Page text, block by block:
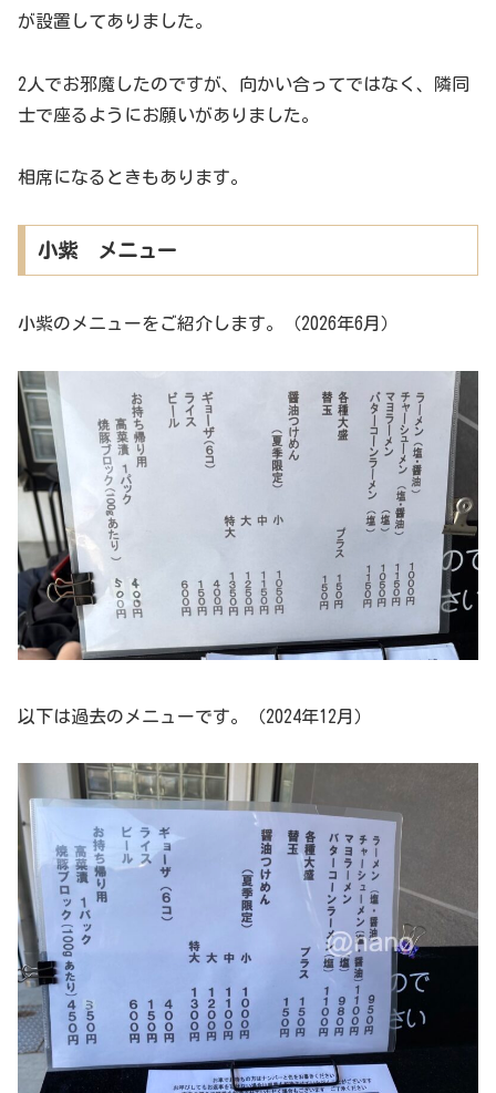
が設置してありました。
2人でお邪魔したのですが、向かい合ってではなく、隣同
士で座るようにお願いがありました。
相席になるときもあります。
小紫 メニュー
小紫のメニューをご紹介します。（2026年6月）
以下は過去のメニューです。（2024年12月）